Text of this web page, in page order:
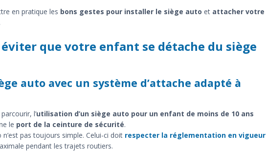
en pratique les bons gestes pour installer le siège auto et attacher votre
que votre enfant se détache du siège
auto avec un système d’attache adapté à
l’utilisation d’un siège auto pour un enfant de moins de 10 ans
le port de la ceinture de sécurité.
n’est pas toujours simple. Celui-ci doit respecter la réglementation en vigueur
pendant les trajets routiers.